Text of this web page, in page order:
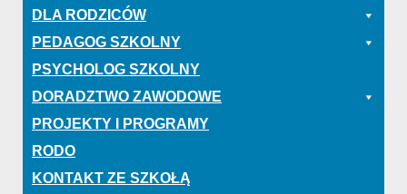
DLA RODZICÓW
PEDAGOG SZKOLNY
PSYCHOLOG SZKOLNY
DORADZTWO ZAWODOWE
PROJEKTY I PROGRAMY
RODO
KONTAKT ZE SZKOŁĄ